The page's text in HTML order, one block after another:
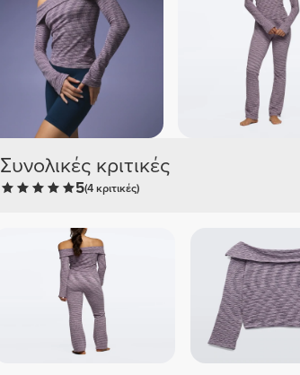
Συνολικές κριτικές
5(4 κριτικές)